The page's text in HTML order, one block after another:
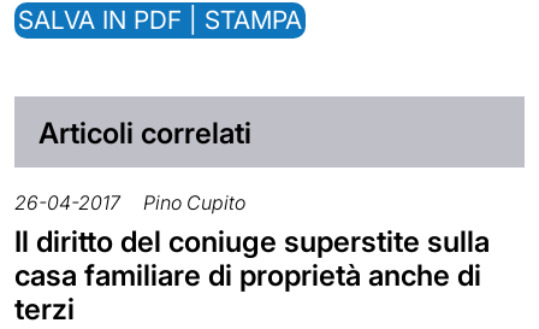
SALVA IN PDF | STAMPA
Articoli correlati
26-04-2017 Pino Cupito
Il diritto del coniuge superstite sulla
casa familiare di proprietà anche di
terzi